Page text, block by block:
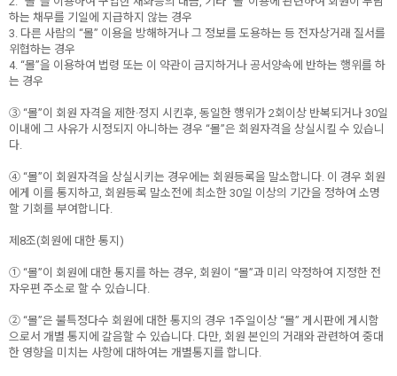
하는 채무를 기일에 지급하지 않는 경우
3. 다른 사람의 “몰” 이용을 방해하거나 그 정보를 도용하는 등 전자상거래 질서를
위협하는 경우
4. “몰”을 이용하여 법령 또는 이 약관이 금지하거나 공서양속에 반하는 행위를 하
는 경우
③ “몰”이 회원 자격을 제한·정지 시킨후, 동일한 행위가 2회이상 반복되거나 30일
이내에 그 사유가 시정되지 아니하는 경우 “몰”은 회원자격을 상실시킬 수 있습니
다.
④ “몰”이 회원자격을 상실시키는 경우에는 회원등록을 말소합니다. 이 경우 회원
에게 이를 통지하고, 회원등록 말소전에 최소한 30일 이상의 기간을 정하여 소명
할 기회를 부여합니다.
제8조(회원에 대한 통지)
① “몰”이 회원에 대한 통지를 하는 경우, 회원이 “몰”과 미리 약정하여 지정한 전
자우편 주소로 할 수 있습니다.
② “몰”은 불특정다수 회원에 대한 통지의 경우 1주일이상 “몰” 게시판에 게시함
으로서 개별 통지에 갈음할 수 있습니다. 다만, 회원 본인의 거래와 관련하여 중대
한 영향을 미치는 사항에 대하여는 개별통지를 합니다.